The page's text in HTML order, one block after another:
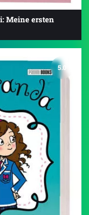
Meine ersten
5.0